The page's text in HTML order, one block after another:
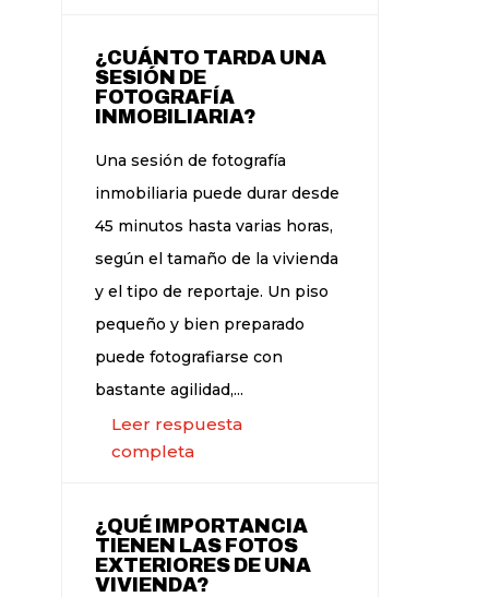
¿CUÁNTO TARDA UNA
SESIÓN DE
FOTOGRAFÍA
INMOBILIARIA?
Una sesión de fotografía
inmobiliaria puede durar desde
45 minutos hasta varias horas,
según el tamaño de la vivienda
y el tipo de reportaje. Un piso
pequeño y bien preparado
puede fotografiarse con
bastante agilidad,...
Leer respuesta
completa
¿QUÉ IMPORTANCIA
TIENEN LAS FOTOS
EXTERIORES DE UNA
VIVIENDA?